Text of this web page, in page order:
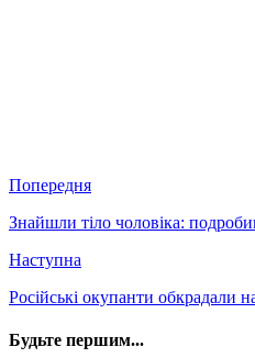
Попередня
Знайшли тіло чоловіка:
Наступна
Російські окупанти обкрадали
Будьте першим...